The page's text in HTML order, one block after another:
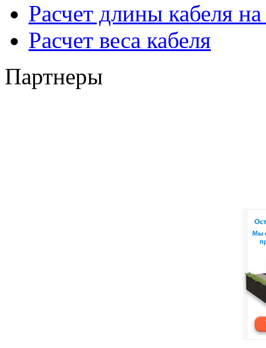
Расчет длины кабеля
Расчет веса кабеля
Партнеры